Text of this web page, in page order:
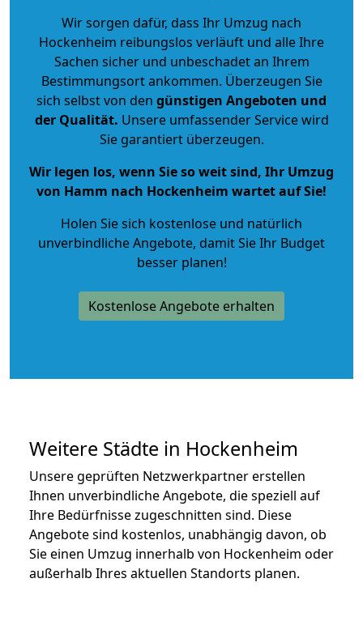
Wir sorgen dafür, dass Ihr Umzug nach
Hockenheim reibungslos verläuft und alle Ihre
Sachen sicher und unbeschadet an Ihrem
Bestimmungsort ankommen. Überzeugen Sie
sich selbst von den günstigen Angeboten und
der Qualität. Unsere umfassender Service wird
Sie garantiert überzeugen.
Wir legen los, wenn Sie so weit sind, Ihr Umzug
von Hamm nach Hockenheim wartet auf Sie!
Holen Sie sich kostenlose und natürlich
unverbindliche Angebote, damit Sie Ihr Budget
besser planen!
Kostenlose Angebote erhalten
Weitere Städte in Hockenheim
Unsere geprüften Netzwerkpartner erstellen
Ihnen unverbindliche Angebote, die speziell auf
Ihre Bedürfnisse zugeschnitten sind. Diese
Angebote sind kostenlos, unabhängig davon, ob
Sie einen Umzug innerhalb von Hockenheim oder
außerhalb Ihres aktuellen Standorts planen.